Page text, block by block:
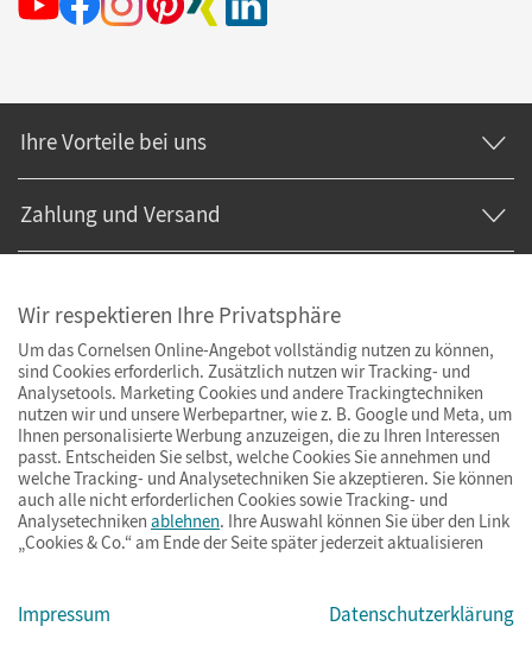
Ihre Vorteile bei uns
Zahlung und Versand
© Cornelsen Verlag 2026
ImpressumAGBDatenschutzBarrierefreiheitCookies & Co.
Wir respektieren Ihre Privatsphäre
Um das Cornelsen Online-Angebot vollständig nutzen zu können,
sind Cookies erforderlich. Zusätzlich nutzen wir Tracking- und
Analysetools. Marketing Cookies und andere Trackingtechniken
nutzen wir und unsere Werbepartner, wie z. B. Google und Meta, um
Ihnen personalisierte Werbung anzuzeigen, die zu Ihren Interessen
passt. Entscheiden Sie selbst, welche Cookies Sie annehmen und
welche Tracking- und Analysetechniken Sie akzeptieren. Sie können
auch alle nicht erforderlichen Cookies sowie Tracking- und
Analysetechniken ablehnen. Ihre Auswahl können Sie über den Link
„Cookies & Co.“ am Ende der Seite später jederzeit aktualisieren
Impressum Datenschutzerklärung